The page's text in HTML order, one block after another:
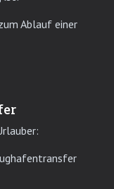
Ablauf einer